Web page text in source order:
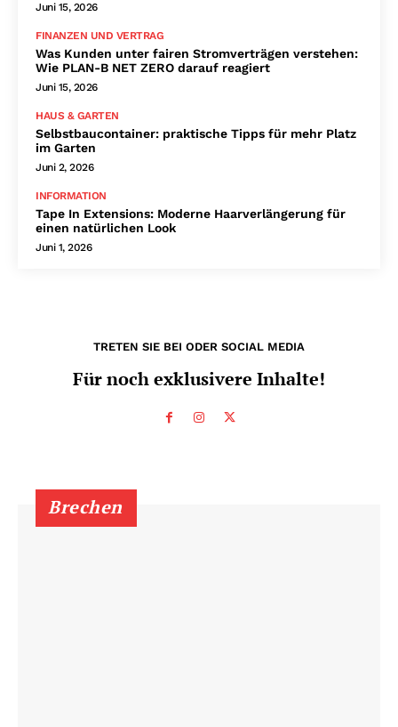
Juni 15, 2026
FINANZEN UND VERTRAG
Was Kunden unter fairen Stromverträgen verstehen:
Wie PLAN-B NET ZERO darauf reagiert
Juni 15, 2026
HAUS & GARTEN
Selbstbaucontainer: praktische Tipps für mehr Platz
im Garten
Juni 2, 2026
INFORMATION
Tape In Extensions: Moderne Haarverlängerung für
einen natürlichen Look
Juni 1, 2026
TRETEN SIE BEI ODER SOCIAL MEDIA
Für noch exklusivere Inhalte!
Brechen